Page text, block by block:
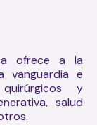
ofrece a la
vanguardia e
y
salud